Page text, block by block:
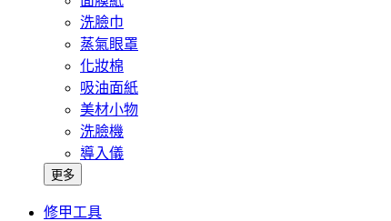
洗臉巾
蒸氣眼罩
化妝棉
吸油面紙
美材小物
洗臉機
導入儀
更多
修甲工具